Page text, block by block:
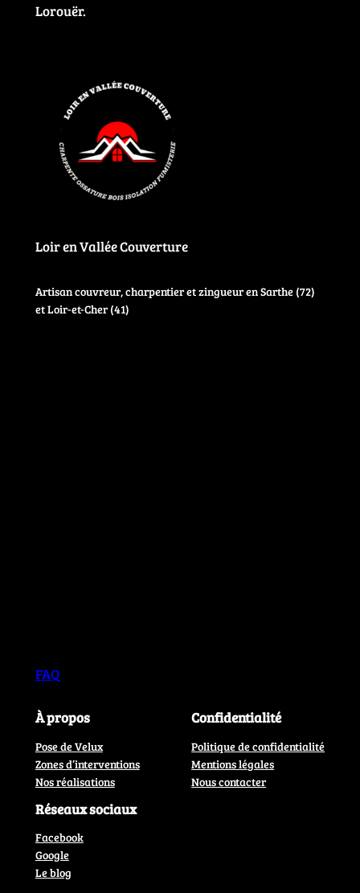
Lorouër.
Loir en Vallée Couverture
Artisan couvreur, charpentier et zingueur en Sarthe (72)
et Loir-et-Cher (41)
FAQ
À propos
Pose de Velux
Zones d’interventions
Nos réalisations
Confidentialité
Politique de confidentialité
Mentions légales
Nous contacter
Réseaux sociaux
Facebook
Google
Le blog